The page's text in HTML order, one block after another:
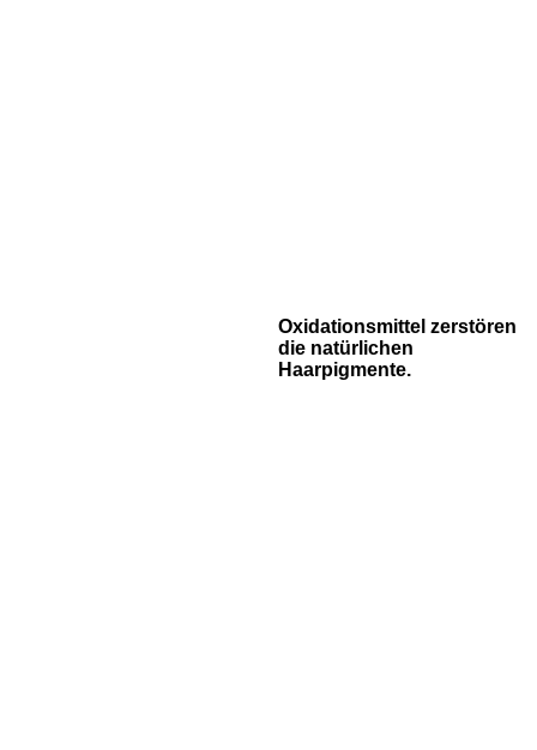
Oxidationsmittel zerstören
die natürlichen
Haarpigmente.